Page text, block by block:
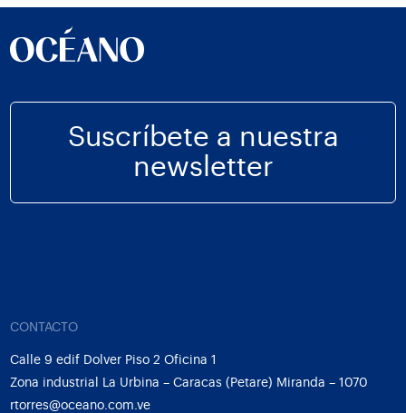
Suscríbete a nuestra
newsletter
CONTACTO
Calle 9 edif Dolver Piso 2 Oficina 1
Zona industrial La Urbina – Caracas (Petare) Miranda – 1070
rtorres@oceano.com.ve